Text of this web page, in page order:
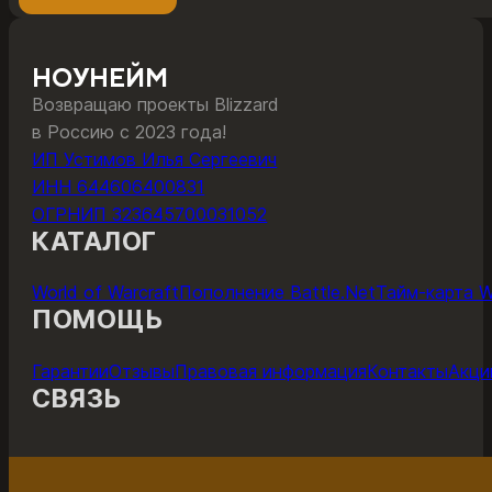
1470 ₽
10250 ₽
товар
вариаций.
Опции
можно
выбрать
на
НОУНЕЙМ
Возвращаю проекты Blizzard
в Россию с 2023 года!
ИП Устимов Илья Сергеевич
ИНН 644606400831
ОГРНИП 323645700031052
КАТАЛОГ
World of WarcraftПополнение Battle.NetТайм-карта
ПОМОЩЬ
ГарантииОтзывыПравовая информацияКонтакты
СВЯЗЬ